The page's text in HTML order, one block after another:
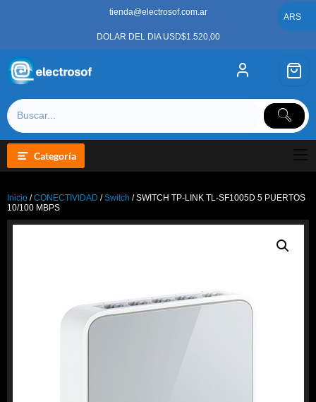
tienda@electrosof.com.ar
DOLAR DEL DIA USD$1.520,00
Categoría
Inicio /CONECTIVIDAD /Switch / SWITCH TP-LINK TL-SF1005D 5 PUERTOS
10/100 MBPS
ARS